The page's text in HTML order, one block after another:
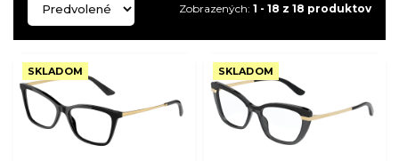
Zobrazených: 1 - 18 z 18 produktov
SKLADOM SKLADOM